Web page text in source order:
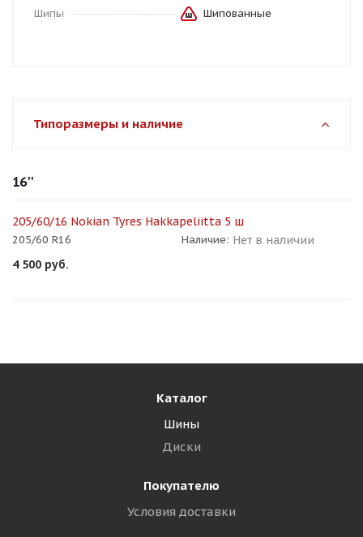
Шипы
Шипованные
Типоразмеры и наличие
16''
205/60/16 Nokian Tyres Hakkapeliitta 5 ш
205/60 R16 Наличие: Нет в наличии
4 500 руб.
Каталог
Шины
Диски
Покупателю
Условия доставки